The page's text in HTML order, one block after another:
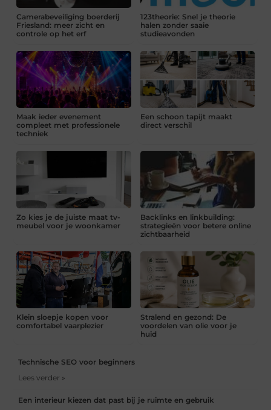
Camerabeveiliging boerderij
Friesland: meer zicht en
controle op het erf
123theorie: Snel je theorie
halen zonder saaie
studieavonden
Maak ieder evenement
compleet met professionele
techniek
Een schoon tapijt maakt
direct verschil
Zo kies je de juiste maat tv-
meubel voor je woonkamer
Backlinks en linkbuilding:
strategieën voor betere online
zichtbaarheid
Klein sloepje kopen voor
comfortabel vaarplezier
Stralend en gezond: De
voordelen van olie voor je
huid
Technische SEO voor beginners
Lees verder »
Een interieur kiezen dat past bij je ruimte en gebruik